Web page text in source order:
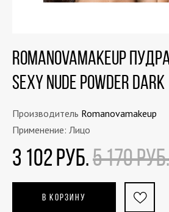
Romanovamakeup
Sexy Nude Powder DARK
Производитель Romanovamakeup
Применение: Лицо
3 102 РУБ.5 170 РУБ.
В КОРЗИНУ